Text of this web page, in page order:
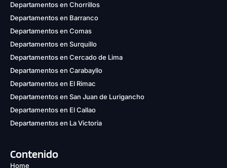
Departamentos en Chorrillos
Departamentos en Barranco
Departamentos en Comas
Departamentos en Surquillo
Departamentos en Cercado de Lima
Departamentos en Carabayllo
Departamentos en El Rimac
Departamentos en San Juan de Lurigancho
Departamentos en El Callao
Departamentos en La Victoria
Contenido
Home